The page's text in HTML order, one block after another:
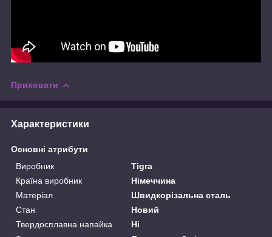
Приховати
Характеристики
Основні атрибути
Виробник
Tigra
Країна виробник
Німеччина
Матеріал
Швидкорізальна сталь
Стан
Новий
Твердосплавна напайка
Ні